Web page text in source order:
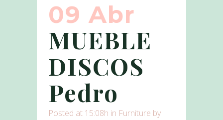
09 Abr
MUEBLE
DISCOS
Pedro
Posted at 15:08h in Furniture by